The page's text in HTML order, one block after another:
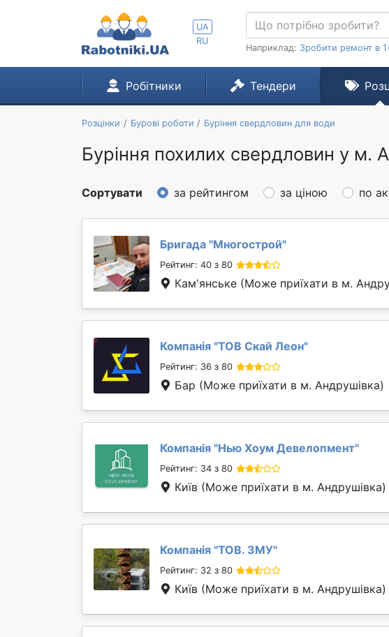
UA
RU
Наприклад: Зробити ремонт в
Робітники Тендери
Розцінки Бурові роботи Буріння свердловин для води
Буріння похилих свердловин у м.
Сортувати за рейтингом за ціною по
Бригада "Многострой"
Рейтинг: 40 з 80
Кам'янське (Може приїхати в м.
Компанія "ТОВ Скай Леон"
Рейтинг: 36 з 80
Бар (Може приїхати в м. Андрушівка)
Компанія "Нью Хоум Девелопмент"
Рейтинг: 34 з 80
Київ (Може приїхати в м. Андрушівка)
Компанія "ТОВ. ЗМУ"
Рейтинг: 32 з 80
Київ (Може приїхати в м. Андрушівка)